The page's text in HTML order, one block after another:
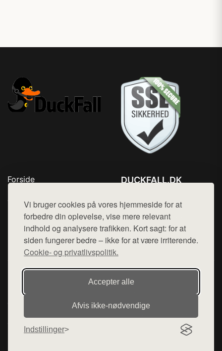
Vi bruger cookies på vores hjemmeside for at
forbedre din oplevelse, vise mere relevant
indhold og analysere trafikken. Kort sagt: for at
siden fungerer bedre – ikke for at være irriterende.
Cookie- og privatlivspolitik.
Accepter alle
Afvis ikke‑nødvendige
Indstillinger
Forside
Top Rabatter
Kontakt
DUCKFALL.DK
Mail: hej@want.dk
Cookie- og privatlivspolitik
Denne side er en del af want.dk, der udgiver en række
hjemmesider med præsentation af forskellige produkter fra
diverse webshops. Der sælges ikke varer fra denne side - vi
henviser til de shops, som sælger varen. Vi har heller ikke
varerne på lager.